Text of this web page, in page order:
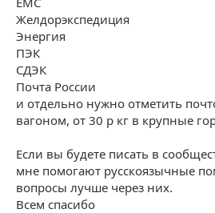
Желдорэкспедиция
Энергия
ПЭК
СДЭК
Почта России
и отдельно нужно отметить
вагоном, от 30 р кг в крупные
Если вы будете писать в
мне помогают русскоязычные
вопросы лучше через них.
Всем спасибо